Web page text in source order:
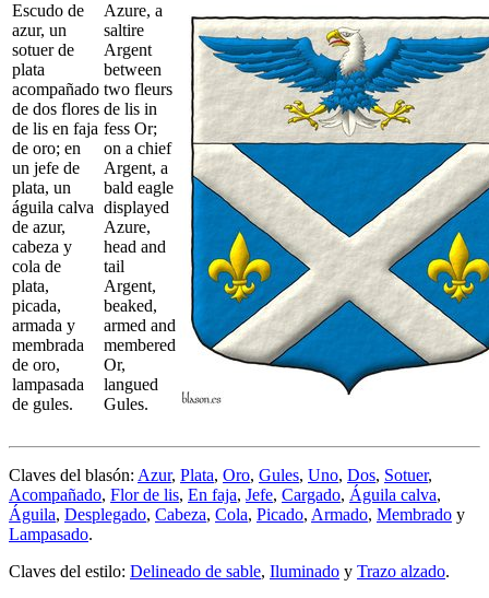
Escudo de
azur, un
sotuer de
plata
acompañado
de dos flores
de lis en faja
de oro; en
un jefe de
plata, un
águila calva
de azur,
cabeza y
cola de
plata,
picada,
armada y
membrada
de oro,
lampasada
de gules.
Azure, a
saltire
Argent
between
two fleurs
de lis in
fess Or;
on a chief
Argent, a
bald eagle
displayed
Azure,
head and
tail
Argent,
beaked,
armed and
membered
Or,
langued
Gules.
Claves del blasón: Azur, Plata, Oro, Gules, Uno, Dos, Sotuer,
Acompañado, Flor de lis, En faja, Jefe, Cargado, Águila calva,
Águila, Desplegado, Cabeza, Cola, Picado, Armado, Membrado y
Lampasado.
Claves del estilo: Delineado de sable, Iluminado y Trazo alzado.